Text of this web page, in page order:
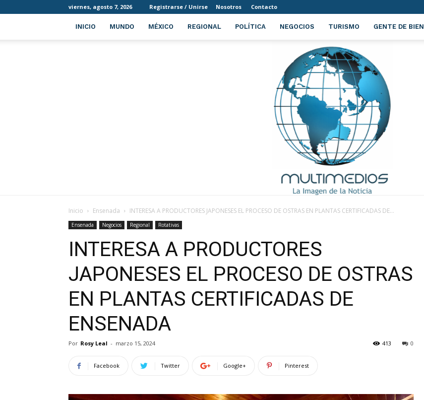
viernes, agosto 7, 2026 Registrarse / Unirse Nosotros Contacto
INICIO MUNDO MÉXICO REGIONAL POLÍTICA NEGOCIOS TURISMO GENTE DE BIEN
Inicio Ensenada INTERESA A PRODUCTORES JAPONESES EL PROCESO DE OSTRAS EN PLANTAS CERTIFICADAS DE...
Ensenada Negocios Regional Rotativas
INTERESA A PRODUCTORES
JAPONESES EL PROCESO DE OSTRAS
EN PLANTAS CERTIFICADAS DE
ENSENADA
Por Rosy Leal - marzo 15, 2024 0
413
Facebook Twitter Google+ Pinterest